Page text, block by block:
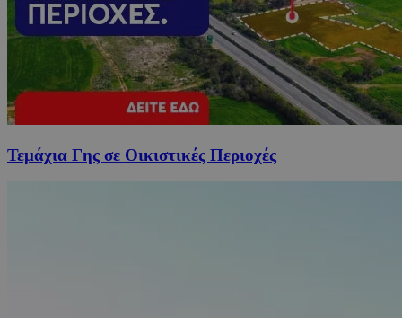
Τεμάχια Γης σε Οικιστικές Περιοχές